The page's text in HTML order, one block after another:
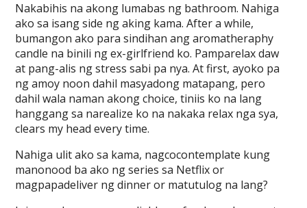
Nakabihis na akong lumabas ng bathroom. Nahiga
ako sa isang side ng aking kama. After a while,
bumangon ako para sindihan ang aromatheraphy
candle na binili ng ex-girlfriend ko. Pamparelax daw
at pang-alis ng stress sabi pa nya. At first, ayoko pa
ng amoy noon dahil masyadong matapang, pero
dahil wala naman akong choice, tiniis ko na lang
hanggang sa narealize ko na nakaka relax nga sya,
clears my head every time.
Nahiga ulit ako sa kama, nagcocontemplate kung
manonood ba ako ng series sa Netflix or
magpapadeliver ng dinner or matutulog na lang?